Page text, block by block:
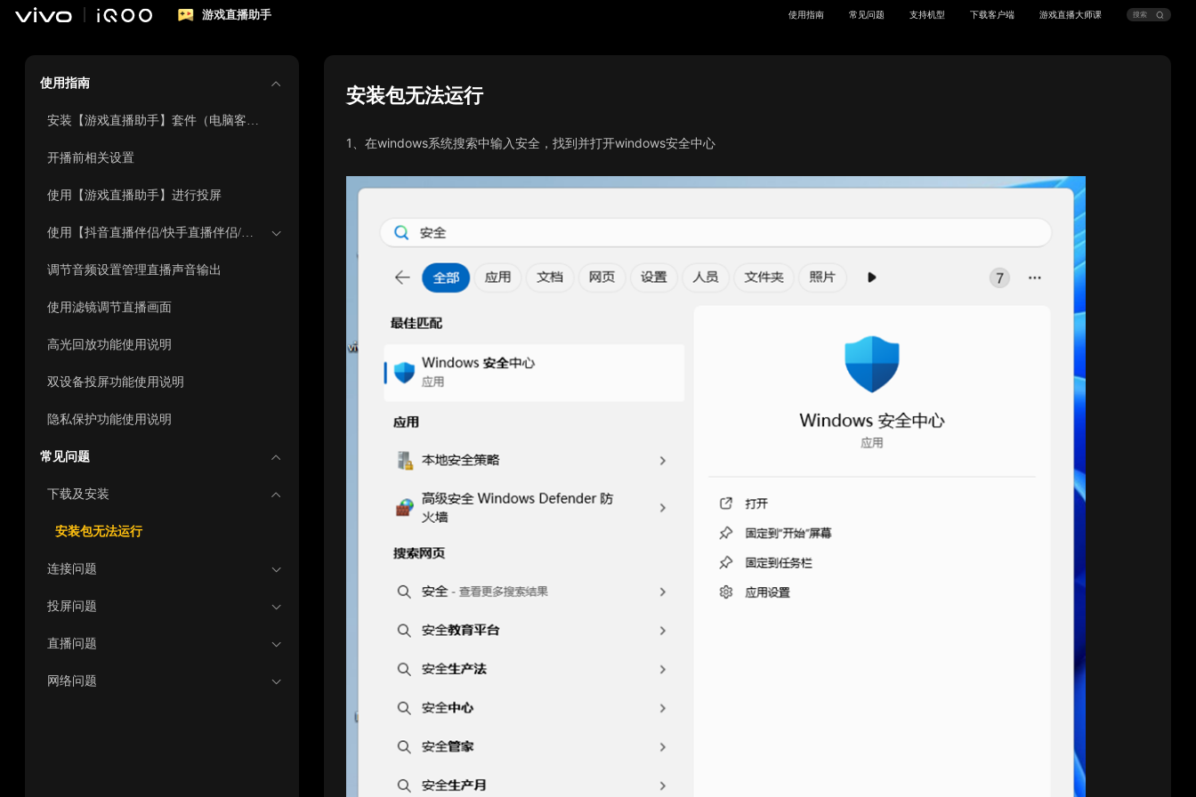
游戏直播助手 使用指南 常见问题 支持机型 下载客户端 游戏直播大师课
使用指南
安装【游戏直播助手】套件（电脑客户端+移动端APP）
开播前相关设置
使用【游戏直播助手】进行投屏
使用【抖音直播伴侣/快手直播伴侣/斗鱼直播伴侣/虎牙主播工具】进行开播设置
调节音频设置管理直播声音输出
使用滤镜调节直播画面
高光回放功能使用说明
双设备投屏功能使用说明
隐私保护功能使用说明
常见问题
下载及安装
安装包无法运行
连接问题
投屏问题
直播问题
网络问题
安装包无法运行
1、在windows系统搜索中输入安全，找到并打开windows安全中心